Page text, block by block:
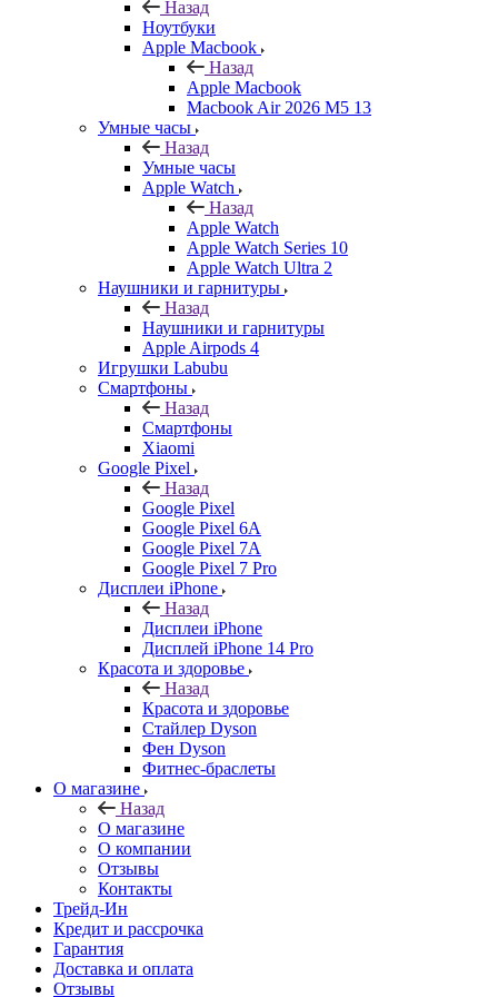
Назад
Ноутбуки
Apple Macbook
Назад
Apple Macbook
Macbook Air 2026 M5 13
Умные часы
Назад
Умные часы
Apple Watch
Назад
Apple Watch
Apple Watch Series 10
Apple Watch Ultra 2
Наушники и гарнитуры
Назад
Наушники и гарнитуры
Apple Airpods 4
Игрушки Labubu
Смартфоны
Назад
Смартфоны
Xiaomi
Google Pixel
Назад
Google Pixel
Google Pixel 6A
Google Pixel 7А
Google Pixel 7 Pro
Дисплеи iPhone
Назад
Дисплеи iPhone
Дисплей iPhone 14 Pro
Красота и здоровье
Назад
Красота и здоровье
Стайлер Dyson
Фен Dyson
Фитнес-браслеты
О магазине
Назад
О магазине
О компании
Отзывы
Контакты
Трейд-Ин
Кредит и рассрочка
Гарантия
Доставка и оплата
Отзывы